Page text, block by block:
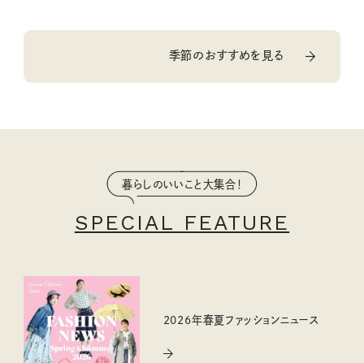
季節のおすすめを見る
暮らしのいいこと大集合！
SPECIAL FEATURE
2026年春夏ファッションニュース